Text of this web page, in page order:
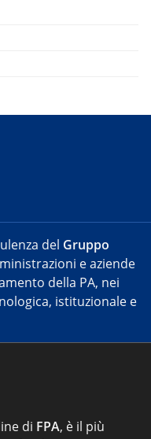
del Gruppo
e aziende
della PA, nei
istituzionale e
di FPA, è il più